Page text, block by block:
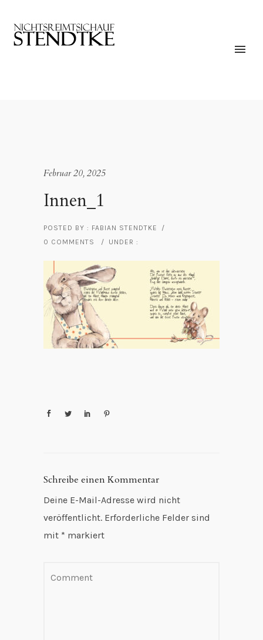
Februar 20, 2025
Innen_1
POSTED BY : FABIAN STENDTKE
/
0 COMMENTS
/ UNDER :
Schreibe einen Kommentar
Deine E-Mail-Adresse wird nicht
veröffentlicht. Erforderliche Felder sind
mit * markiert